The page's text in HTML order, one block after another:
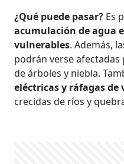
¿Qué puede pasar? Es
acumulación de agua
vulnerables. Además,
podrán verse afectadas
de árboles y niebla.
eléctricas y ráfagas de
crecidas de ríos y